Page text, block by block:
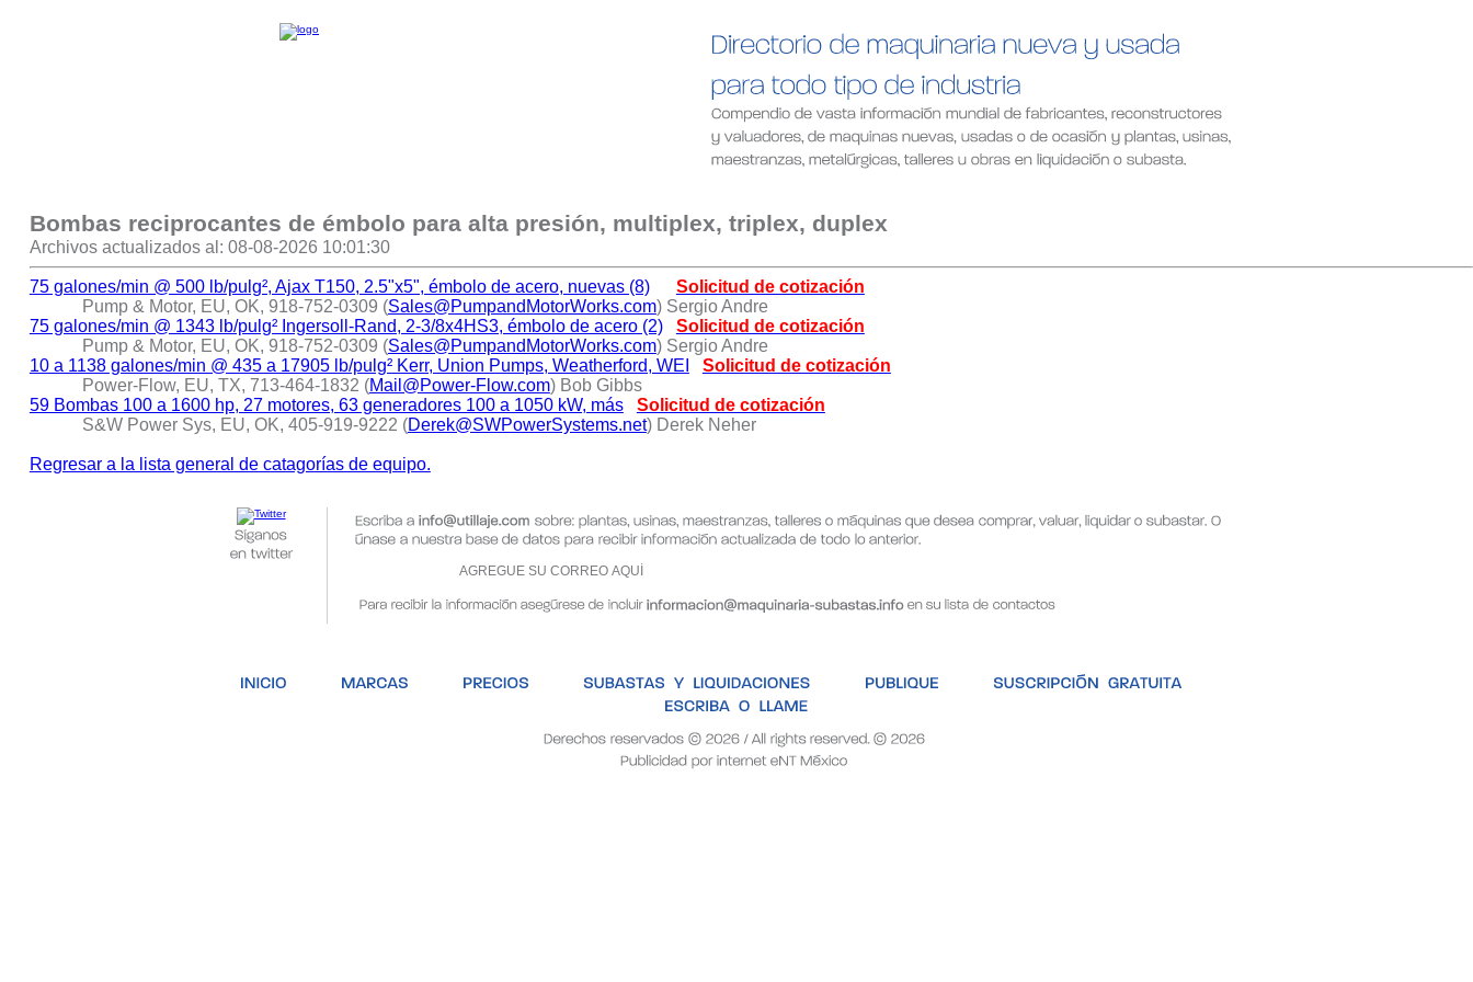
Bombas reciprocantes de émbolo para alta presión, multiplex, triplex, duplex
Archivos actualizados al: 08-08-2026 10:01:30
75 galones/min @ 500 lb/pulg², Ajax T150, 2.5"x5", émbolo de acero, nuevas (8)
Solicitud de cotización
Pump & Motor, EU, OK, 918-752-0309 (Sales@PumpandMotorWorks.com) Sergio Andre
75 galones/min @ 1343 lb/pulg² Ingersoll-Rand, 2-3/8x4HS3, émbolo de acero (2)
Solicitud de cotización
Pump & Motor, EU, OK, 918-752-0309 (Sales@PumpandMotorWorks.com) Sergio Andre
10 a 1138 galones/min @ 435 a 17905 lb/pulg² Kerr, Union Pumps, Weatherford, WEI
Solicitud de cotización
Power-Flow, EU, TX, 713-464-1832 (Mail@Power-Flow.com) Bob Gibbs
59 Bombas 100 a 1600 hp, 27 motores, 63 generadores 100 a 1050 kW, más
Solicitud de cotización
S&W Power Sys, EU, OK, 405-919-9222 (Derek@SWPowerSystems.net) Derek Neher
Regresar a la lista general de catagorías de equipo.